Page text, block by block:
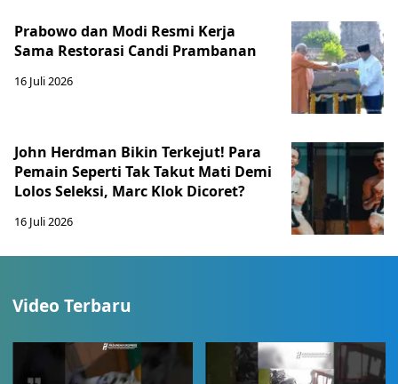
Prabowo dan Modi Resmi Kerja
Sama Restorasi Candi Prambanan
16 Juli 2026
John Herdman Bikin Terkejut! Para
Pemain Seperti Tak Takut Mati Demi
Lolos Seleksi, Marc Klok Dicoret?
16 Juli 2026
Video Terbaru